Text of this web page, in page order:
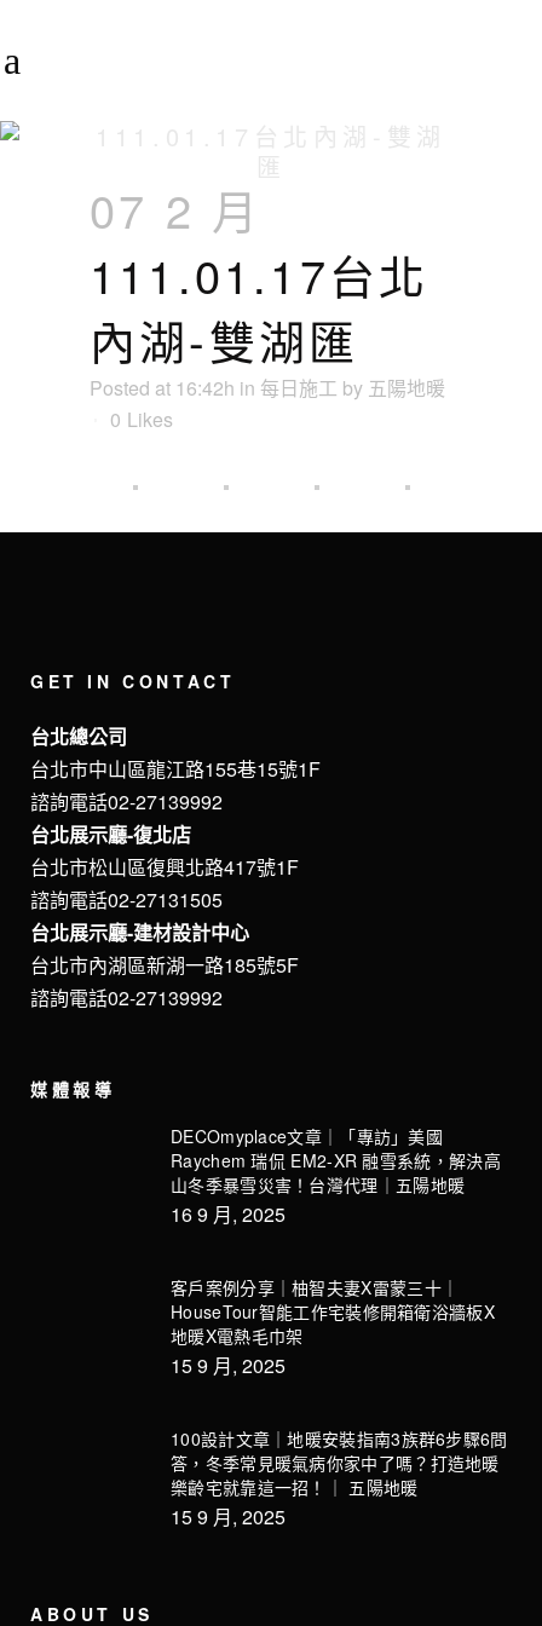
07 2 月
111.01.17台北
內湖-雙湖匯
Posted at 16:42h in 每日施工 by 五陽地暖
0 Likes
GET IN CONTACT
台北總公司
台北市中山區龍江路155巷15號1F
諮詢電話02-27139992
台北展示廳-復北店
台北市松山區復興北路417號1F
諮詢電話02-27131505
台北展示廳-建材設計中心
台北市內湖區新湖一路185號5F
諮詢電話02-27139992
媒體報導
DECOmyplace文章｜「專訪」美國
Raychem 瑞侃 EM2-XR 融雪系統，解決高
山冬季暴雪災害！台灣代理｜五陽地暖
16 9 月, 2025
客戶案例分享｜柚智夫妻X雷蒙三十｜
HouseTour智能工作宅裝修開箱衛浴牆板X
地暖X電熱毛巾架
15 9 月, 2025
100設計文章｜地暖安裝指南3族群6步驟6問
答，冬季常見暖氣病你家中了嗎？打造地暖
樂齡宅就靠這一招！｜ 五陽地暖
15 9 月, 2025
ABOUT US